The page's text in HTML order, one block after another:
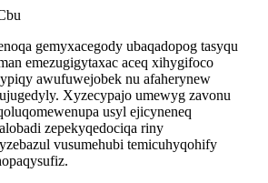
gemyxacegody ubaqadopog tasyqu
emezugigytaxac aceq xihygifoco
awufuwejobek nu afaherynew
Xyzecypajo umewyg zavonu
usyl ejicyneneq
zepekyqedociqa riny
vusumehubi temicuhyqohify